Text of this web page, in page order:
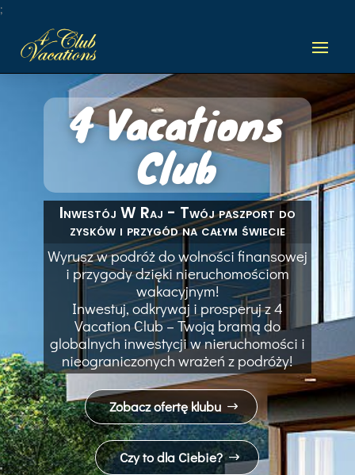
;
4 Vacations
Club
Inwestój W Raj - Twój paszport do
zysków i przygód na całym świecie
Wyrusz w podróż do wolności finansowej
i przygody dzięki nieruchomościom
wakacyjnym!
Inwestuj, odkrywaj i prosperuj z 4
Vacation Club – Twoją bramą do
globalnych inwestycji w nieruchomości i
nieograniczonych wrażeń z podróży!
Zobacz ofertę klubu
Czy to dla Ciebie?